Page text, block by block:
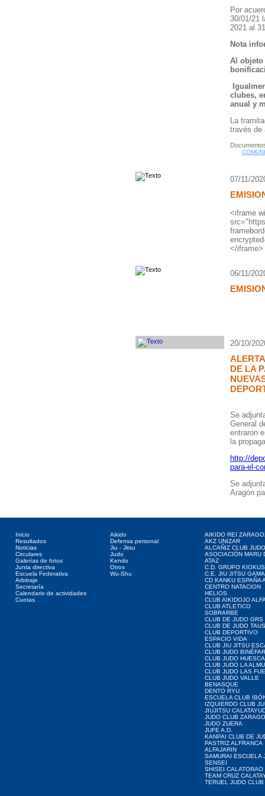
Por
30/01/21
2021 al
Nota
Al objeto
clubes,
anual y
La
través de
07/11/
<iframe
</iframe>
06/11/
20/10/
DE LA
Se
General
entraron
la
http://
para-el-
Se
Aragón
Inicio
Resultados
Noticias
Circulares
Galerías de fotos
Junta directiva
Escuela Federativa
Arbitraje
Secretaría
Calendario de actividades
Cuotas
Aikido
Defensa personal
Jiu - Jitsu
Judo
Kendo
Otros
Wu-Shu
AIKIDO REI
AKZ UNIZAR
ALCAÑIZ CLUB JUDO
ASOCIACIÓN MARU
ATAZ
C.D. GRUPO
C.E. JIU JITSU
CD KANKU ESPAÑA
CENTRO NATACION
HELIOS
CLUB AIKIDOJO
CLUB ATLETICO
SOBRARBE
CLUB DE JUDO GRS
CLUB DE JUDO
CLUB DEPORTIVO
ESPACIO VIDA
CLUB JIU JITSU
CLUB JUDO BINÉFAR
CLUB JUDO HUESCA
CLUB JUDO LA
CLUB JUDO LAS
CLUB JUDO VALLE
BENASQUE
DENTO RYU
ESCUELA CLUB
IZQUIERDO CLUB
JIUJITSU
JUDO CLUB
JUDO ZUERA
JUFE A.D.
KANPAI CLUB DE
PASTRIZ ALFRANCA
ALFAJARIN
SAMURAI ESCUELA
SENSEI
SHISEI CALATORAO
TEAM CRUZ
TERUEL JUDO CLUB